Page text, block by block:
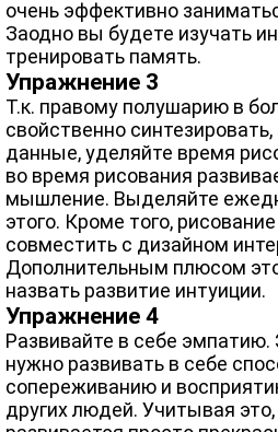
очень эффективно
Заодно вы будете изучать
тренировать память.
Упражнение 3
Т.к. правому полушарию в
свойственно
данные, уделяйте время
во время рисования
мышление. Выделяйте
этого. Кроме того,
совместить с дизайном
Дополнительным плюсом
назвать развитие интуиции.
Упражнение 4
Развивайте в себе эмпатию.
нужно развивать в себе
сопереживанию и
других людей. Учитывая